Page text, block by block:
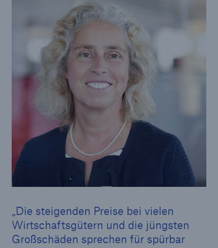
Die steigenden Preise bei vielen
Wirtschaftsgütern und die jüngsten
Großschäden sprechen für spürbar
Reinsurance Property/Casualty
Marine Trend Radar 2025
Naturkatastrophen
Versicherungslücke: der Anteil der nicht
versicherten Schäden aus Naturkatastrophen
71.8%